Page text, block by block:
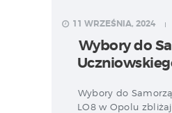
11 WRZEŚNIA, 2024
Wybory do
Wybory do
LO8 w Opolu